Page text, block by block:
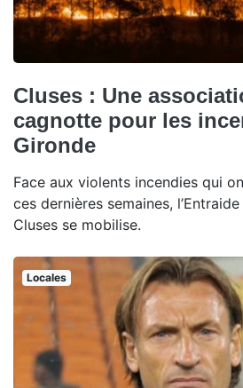
Cluses : Une
cagnotte pour les
Gironde
Face aux violents incendies qui
ces dernières semaines,
Cluses se mobilise.
Locales